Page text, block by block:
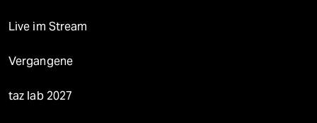
Live im Stream
Vergangene
taz lab 2027